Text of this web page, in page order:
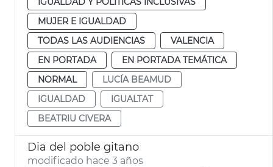
MUJER E IGUALDAD
TODAS LAS AUDIENCIAS
VALENCIA
EN PORTADA
EN PORTADA TEMÁTICA
NORMAL
LUCÍA BEAMUD
IGUALDAD
IGUALTAT
BEATRIU CIVERA
Dia del poble gitano
modificado hace 3 años